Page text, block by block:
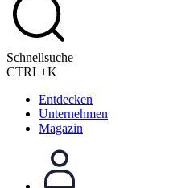
Schnellsuche
CTRL+K
Entdecken
Unternehmen
Magazin